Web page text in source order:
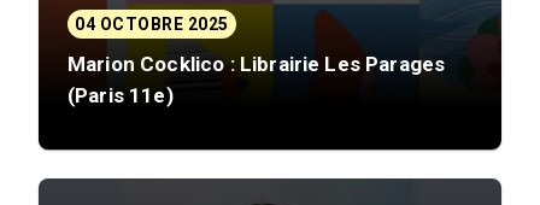
04 OCTOBRE 2025
Marion Cocklico : Librairie Les Parages
(Paris 11e)